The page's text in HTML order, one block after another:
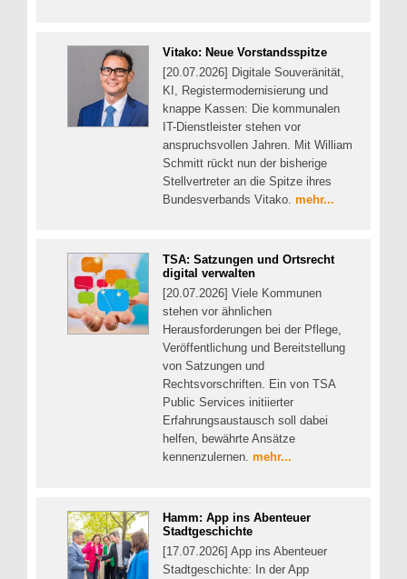
Vitako: Neue Vorstandsspitze
[20.07.2026] Digitale Souveränität,
KI, Registermodernisierung und
knappe Kassen: Die kommunalen
IT-Dienstleister stehen vor
anspruchsvollen Jahren. Mit William
Schmitt rückt nun der bisherige
Stellvertreter an die Spitze ihres
Bundesverbands Vitako. mehr...
TSA: Satzungen und Ortsrecht
digital verwalten
[20.07.2026] Viele Kommunen
stehen vor ähnlichen
Herausforderungen bei der Pflege,
Veröffentlichung und Bereitstellung
von Satzungen und
Rechtsvorschriften. Ein von TSA
Public Services initiierter
Erfahrungsaustausch soll dabei
helfen, bewährte Ansätze
kennenzulernen. mehr...
Hamm: App ins Abenteuer
Stadtgeschichte
[17.07.2026] App ins Abenteuer
Stadtgeschichte: In der App